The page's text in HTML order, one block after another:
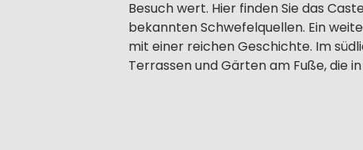
Besuch wert. Hier finden Sie das
bekannten Schwefelquellen. Ein
mit einer reichen Geschichte. Im
Terrassen und Gärten am Fuße, die